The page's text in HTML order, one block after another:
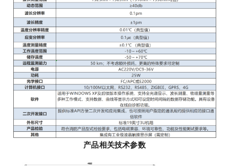
产品相关技术参数